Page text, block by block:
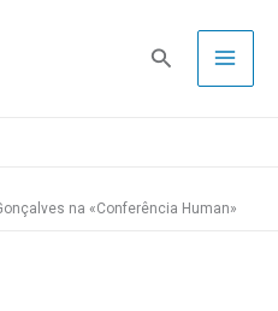
Pesquisa
na «Conferência Human»